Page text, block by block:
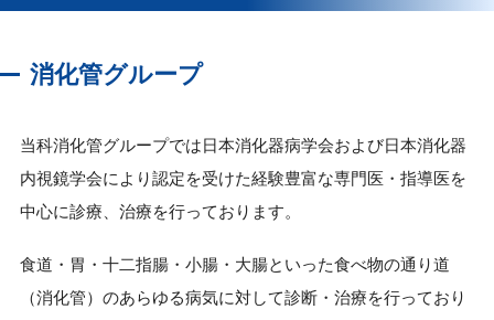
消化管グループ
当科消化管グループでは日本消化器病学会および日本消化器
内視鏡学会により認定を受けた経験豊富な専門医・指導医を
中心に診療、治療を行っております。
食道・胃・十二指腸・小腸・大腸といった食べ物の通り道
（消化管）のあらゆる病気に対して診断・治療を行っており